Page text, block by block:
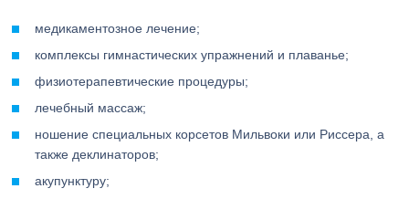
медикаментозное лечение;
комплексы гимнастических упражнений и плаванье;
физиотерапевтические процедуры;
лечебный массаж;
ношение специальных корсетов Мильвоки или Риссера, а
также деклинаторов;
акупунктуру;